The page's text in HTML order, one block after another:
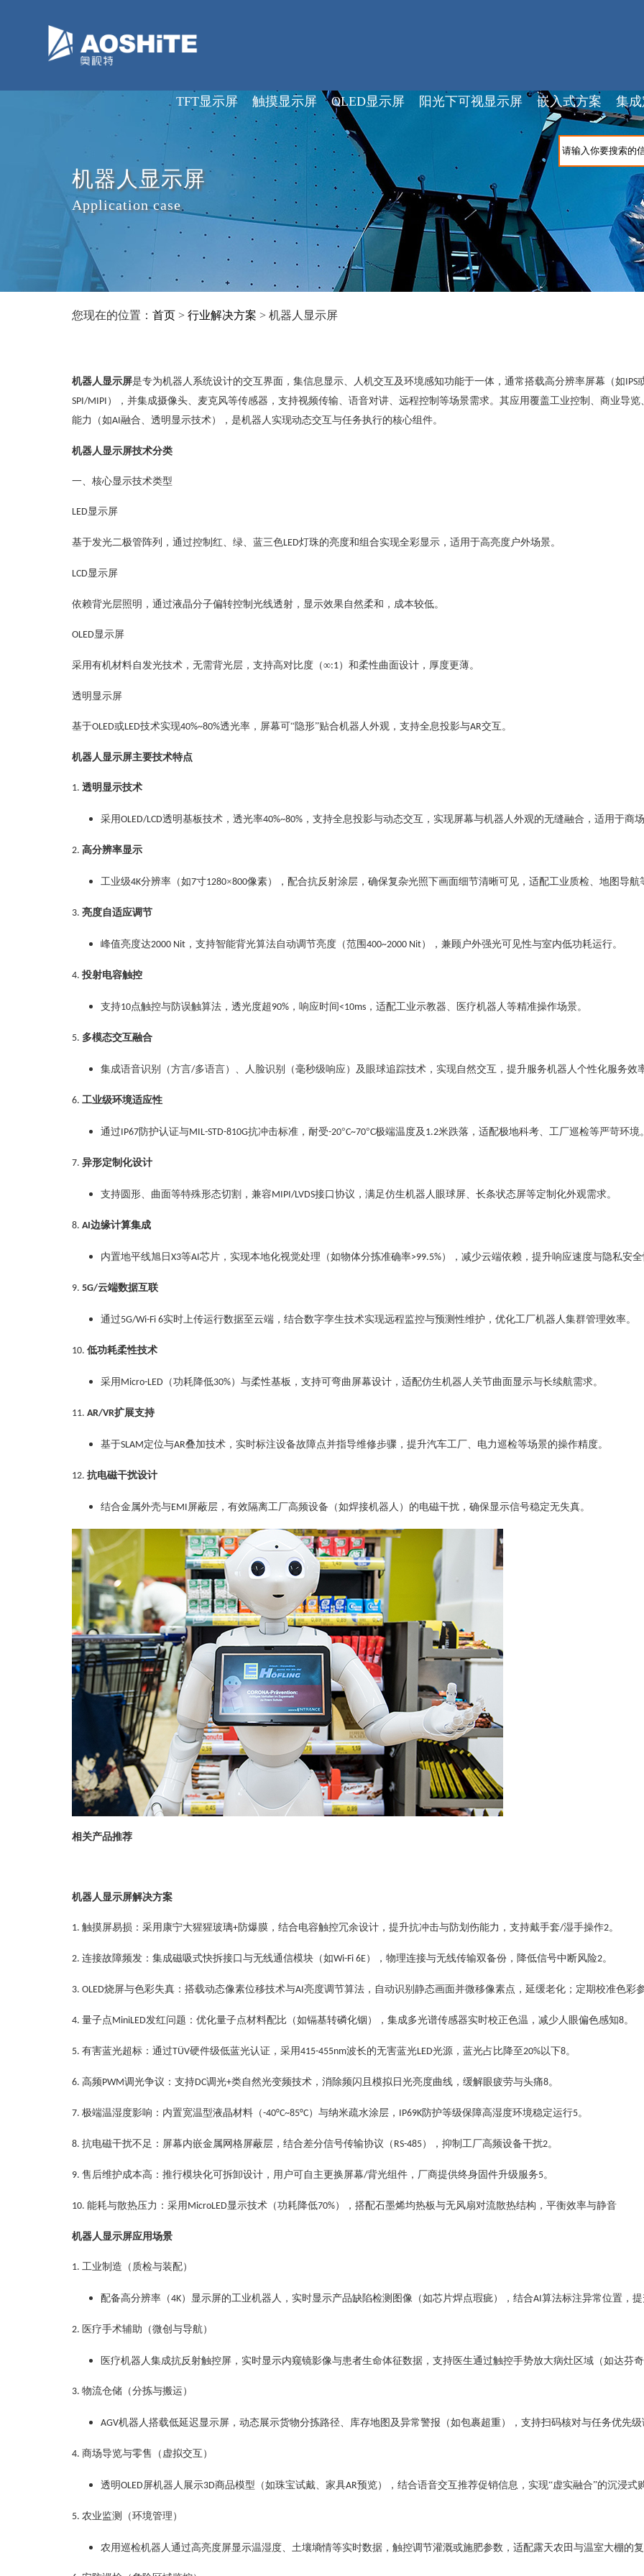
集成
嵌入式方案
阳光下可视显示屏
OLED显示屏
触摸显示屏
TFT显示屏
机器人显示屏
Application case
您现在的位置： 首页 > 行业解决方案 > 机器人显示屏
机器人显示屏是专为机器人系统设计的交互界面，集信息显示、人机交互及环境感知功能于一体，通常搭载高分辨率屏幕（如IPS
SPI/MIPI ），并集成摄像头、麦克风等传感器，支持视频传输、语音对讲、远程控制等场景需求。其应用覆盖工业控制、商业导
能力（如AI融合、透明显示技术），是机器人实现动态交互与任务执行的核心组件。
机器人显示屏技术分类
‌一、核心显示技术类型‌
LED显示屏‌
基于发光二极管阵列，通过控制红、绿、蓝三色LED灯珠的亮度和组合实现全彩显示，适用于高亮度户外场景‌。
LCD显示屏‌
依赖背光层照明，通过液晶分子偏转控制光线透射，显示效果自然柔和，成本较低‌。
OLED显示屏‌
采用有机材料自发光技术，无需背光层，支持高对比度（∞:1）和柔性曲面设计，厚度更薄‌。
‌透明显示屏‌
基于OLED或LED技术实现40%~80%透光率，屏幕可“隐形”贴合机器人外观，支持全息投影与AR交互‌。
机器人显示屏主要技术特点
1. 透明显示技术‌
采用OLED/LCD透明基板技术，透光率40%~80% ，支持全息投影与动态交互，实现屏幕与机器人外观的无缝融合，适用于商
2. 高分辨率显示‌
工业级4K分辨率（如7寸1280×800像素），配合抗反射涂层，确保复杂光照下画面细节清晰可见，适配工业质检、地图导航
3. 亮度自适应调节‌
峰值亮度达2000 Nit ，支持智能背光算法自动调节亮度（范围 400~2000 Nit），兼顾户外强光可见性与室内低功耗运行。
4. 投射电容触控‌
支持10点触控与防误触算法，透光度超 90% ，响应时间<10ms ，适配工业示教器、医疗机器人等精准操作场景。
5. 多模态交互融合‌
集成语音识别（方言/多语言）、人脸识别（毫秒级响应）及眼球追踪技术，实现自然交互，提升服务机器人个性化服务效
6. 工业级环境适应性‌
通过IP67防护认证与MIL-STD-810G抗冲击标准，耐受-20°C~70°C极端温度及 1.2米跌落，适配极地科考、工厂巡检等严苛环境。
7. 异形定制化设计‌
支持圆形、曲面等特殊形态切割，兼容MIPI/LVDS接口协议，满足仿生机器人眼球屏、长条状态屏等定制化外观需求。
8. AI边缘计算集成‌
内置地平线旭日 X3等AI芯片，实现本地化视觉处理（如物体分拣准确率>99.5%），减少云端依赖，提升响应速度与隐私安全
9. 5G/云端数据互联‌
通过5G/Wi-Fi 6实时上传运行数据至云端，结合数字孪生技术实现远程监控与预测性维护，优化工厂机器人集群管理效率。
10. 低功耗柔性技术‌
采用 Micro-LED （功耗降低30%）与柔性基板，支持可弯曲屏幕设计，适配仿生机器人关节曲面显示与长续航需求。
11. AR/VR扩展支持‌
基于SLAM定位与AR叠加技术，实时标注设备故障点并指导维修步骤，提升汽车工厂、电力巡检等场景的操作精度。
12. 抗电磁干扰设计‌
结合金属外壳与EMI屏蔽层，有效隔离工厂高频设备（如焊接机器人）的电磁干扰，确保显示信号稳定无失真。
相关产品推荐
机器人显示屏解决方案
‌1. 触摸屏易损 ： 采用 康宁大猩猩玻璃+防爆膜 ，结合电容触控冗余设计，提升抗冲击与防划伤能力，支持戴手套/湿手操作‌2。
‌2. 连接故障频发 ： 集成磁吸式快拆接口 与无线通信模块（如Wi-Fi 6E），物理连接与无线传输双备份，降低信号中断风险‌2。
‌3. OLED烧屏与色彩失真 ： 搭载动态像素位移技术与AI亮度调节算法，自动识别静态画面并微移像素点，延缓老化；定期校准色彩
‌4. 量子点MiniLED发红问题 ： 优化量子点材料配比（如镉基转磷化铟），集成多光谱传感器实时校正色温，减少人眼偏色感知‌8。
‌5. 有害蓝光超标 ： 通过‌TÜV硬件级低蓝光认证 ，采用415-455nm波长的无害蓝光LED光源，蓝光占比降至20%以下‌8。
‌6. 高频PWM调光争议 ： 支持‌DC调光+类自然光变频技术 ，消除频闪且模拟日光亮度曲线，缓解眼疲劳与头痛‌8。
‌7. 极端温湿度影响 ： 内置宽温型液晶材料 （-40°C~85°C）与纳米疏水涂层， IP69K防护等级保障高湿度环境稳定运行‌5。
‌8. 抗电磁干扰不足 ： 屏幕内嵌金属网格屏蔽层 ，结合差分信号传输协议（ RS-485），抑制工厂高频设备干扰‌2。
‌9. 售后维护成本高 ： 推行模块化可拆卸设计 ，用户可自主更换屏幕/背光组件，厂商提供终身固件升级服务‌5。
‌10. 能耗与散热压力 ： 采用 ‌MicroLED显示技术 （功耗降低70%），搭配石墨烯均热板与无风扇对流散热结构，平衡效率与静音
机器人显示屏应用场景
1. 工业制造（质检与装配）‌
配备高分辨率（4K）显示屏的工业机器人，实时显示产品缺陷检测图像（如芯片焊点瑕疵），结合AI算法标注异常位置，
2. 医疗手术辅助（微创与导航）‌
医疗机器人集成抗反射触控屏，实时显示内窥镜影像与患者生命体征数据，支持医生通过触控手势放大病灶区域（如达芬
3. 物流仓储（分拣与搬运）‌
AGV机器人搭载低延迟显示屏，动态展示货物分拣路径、库存地图及异常警报（如包裹超重），支持扫码核对与任务优先级
4. 商场导览与零售（虚拟交互）‌
透明OLED屏机器人展示3D商品模型（如珠宝试戴、家具AR预览），结合语音交互推荐促销信息，实现“虚实融合”的沉浸式
5. 农业监测（环境管理）‌
农用巡检机器人通过高亮度屏显示温湿度、土壤墒情等实时数据，触控调节灌溉或施肥参数，适配露天农田与温室大棚的复